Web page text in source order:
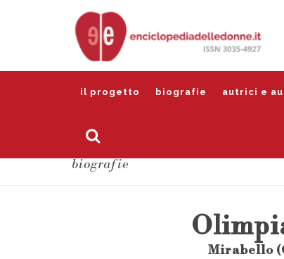
il progetto biografie autrici e
biografie
Mirabello